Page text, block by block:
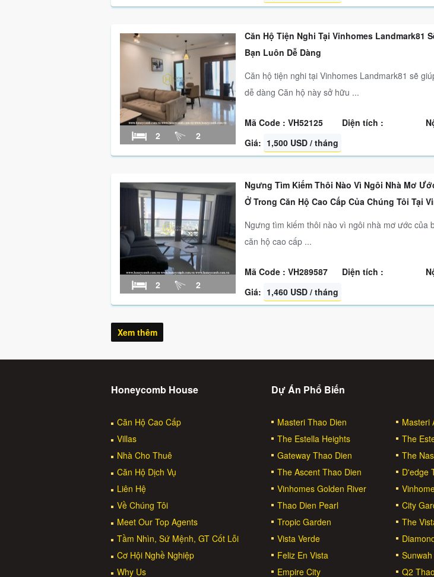
2 2
Căn Hộ Tiện Nghi Tại Vinhomes Landmark81
Bạn Luôn Dễ Dàng
Căn hộ tiện nghi tại Vinhomes Landmark81 sẽ
dễ dàng Căn hộ này sở hữu ...
Mã Code : VH52125 Diện tích :
Giá: 1,500 USD / tháng
2 2
Ngưng Tìm Kiếm Thôi Nào Vì Ngôi Nhà Mơ
Ở Trong Căn Hộ Cao Cấp Của Chúng Tôi Tại
Ngưng tìm kiếm thôi nào vì ngôi nhà mơ ước của
căn hộ cao cấp ...
Mã Code : VH289587 Diện tích :
Giá: 1,460 USD / tháng
Xem thêm
Honeycomb House
Căn Hộ Cao Cấp
Villas
Nhà Cho Thuê
Căn Hộ Dịch Vụ
Liên Hệ
Về Chúng Tôi
Meet Our Top Agents
Tầm Nhìn, Sứ Mệnh, GT Cốt Lỗi
Cơ Hội Nghề Nghiệp
Why Us
Dự Án Phổ Biến
Masteri Thao Dien
Masteri
The Estella Heights
The
Gateway Thao Dien
The
The Ascent Thao Dien
D'edge
Vinhomes Golden River
Thao Dien Pearl
City
Tropic Garden
The
Vista Verde
Feliz En Vista
Empire City
Q2